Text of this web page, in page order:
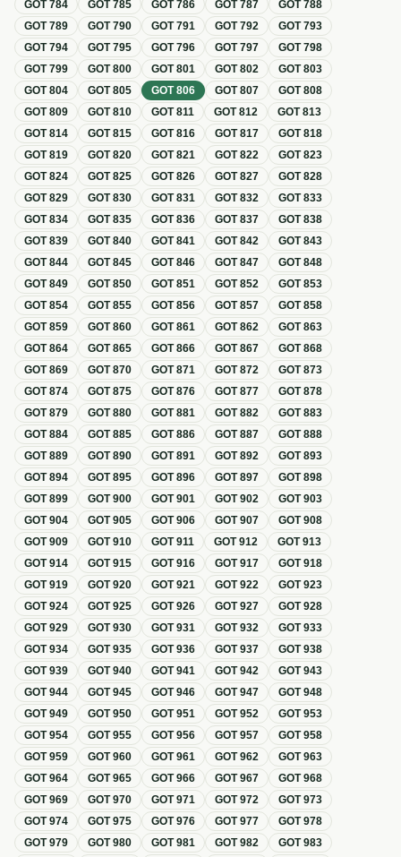
GOT784 GOT785 GOT786 GOT787 GOT788
GOT789 GOT790 GOT791 GOT792 GOT793
GOT794 GOT795 GOT796 GOT797 GOT798
GOT799 GOT800 GOT801 GOT802 GOT803
GOT804 GOT805 GOT806 GOT807 GOT808
GOT809 GOT810 GOT811 GOT812 GOT813
GOT814 GOT815 GOT816 GOT817 GOT818
GOT819 GOT820 GOT821 GOT822 GOT823
GOT824 GOT825 GOT826 GOT827 GOT828
GOT829 GOT830 GOT831 GOT832 GOT833
GOT834 GOT835 GOT836 GOT837 GOT838
GOT839 GOT840 GOT841 GOT842 GOT843
GOT844 GOT845 GOT846 GOT847 GOT848
GOT849 GOT850 GOT851 GOT852 GOT853
GOT854 GOT855 GOT856 GOT857 GOT858
GOT859 GOT860 GOT861 GOT862 GOT863
GOT864 GOT865 GOT866 GOT867 GOT868
GOT869 GOT870 GOT871 GOT872 GOT873
GOT874 GOT875 GOT876 GOT877 GOT878
GOT879 GOT880 GOT881 GOT882 GOT883
GOT884 GOT885 GOT886 GOT887 GOT888
GOT889 GOT890 GOT891 GOT892 GOT893
GOT894 GOT895 GOT896 GOT897 GOT898
GOT899 GOT900 GOT901 GOT902 GOT903
GOT904 GOT905 GOT906 GOT907 GOT908
GOT909 GOT910 GOT911 GOT912 GOT913
GOT914 GOT915 GOT916 GOT917 GOT918
GOT919 GOT920 GOT921 GOT922 GOT923
GOT924 GOT925 GOT926 GOT927 GOT928
GOT929 GOT930 GOT931 GOT932 GOT933
GOT934 GOT935 GOT936 GOT937 GOT938
GOT939 GOT940 GOT941 GOT942 GOT943
GOT944 GOT945 GOT946 GOT947 GOT948
GOT949 GOT950 GOT951 GOT952 GOT953
GOT954 GOT955 GOT956 GOT957 GOT958
GOT959 GOT960 GOT961 GOT962 GOT963
GOT964 GOT965 GOT966 GOT967 GOT968
GOT969 GOT970 GOT971 GOT972 GOT973
GOT974 GOT975 GOT976 GOT977 GOT978
GOT979 GOT980 GOT981 GOT982 GOT983